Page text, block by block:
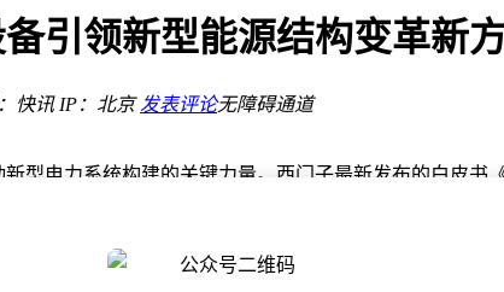
从随机抽卡拉向可控生产
引领新型能源结构变革新
快讯 IP：北京 发表评论无障碍通道
型电力系统构建的关键力量。西门子最新发布的白皮书
耗和适配性方面的问题日益凸显。白皮书指出，低压
势，进一步凸显了直流配电的优势。